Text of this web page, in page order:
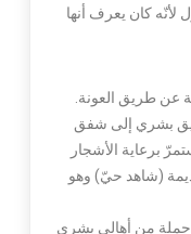
كان يعرف أنها
عن طريق العونة.
بشري إلى شفق
برعاية الأشجار
(شاهد حيّ) وهو
ففي العام ١٩٢٩ ، قاد حملة من أهالي بشري